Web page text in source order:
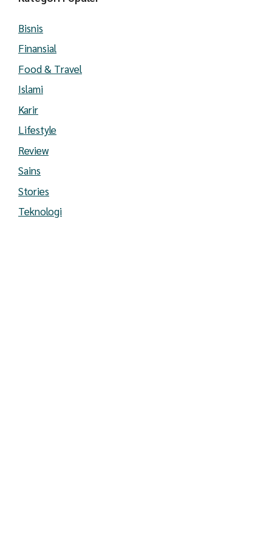
Bisnis
Finansial
Food & Travel
Islami
Karir
Lifestyle
Review
Sains
Stories
Teknologi